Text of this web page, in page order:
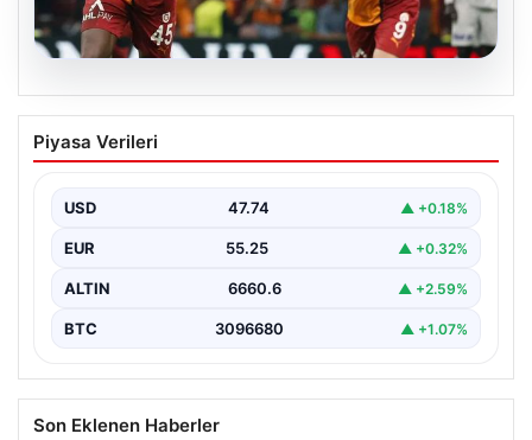
06.08.2026
Osimhen’den Icardi tepkisi! Yönetimin o
teklifini reddetti
Piyasa Verileri
USD 47.74 ▲ +0.18%
EUR 55.25 ▲ +0.32%
ALTIN 6660.6 ▲ +2.59%
BTC 3096680 ▲ +1.07%
Son Eklenen Haberler